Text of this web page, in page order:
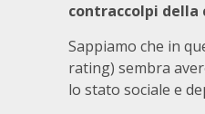
contraccolpi della
Sappiamo che in
rating) sembra
lo stato sociale e